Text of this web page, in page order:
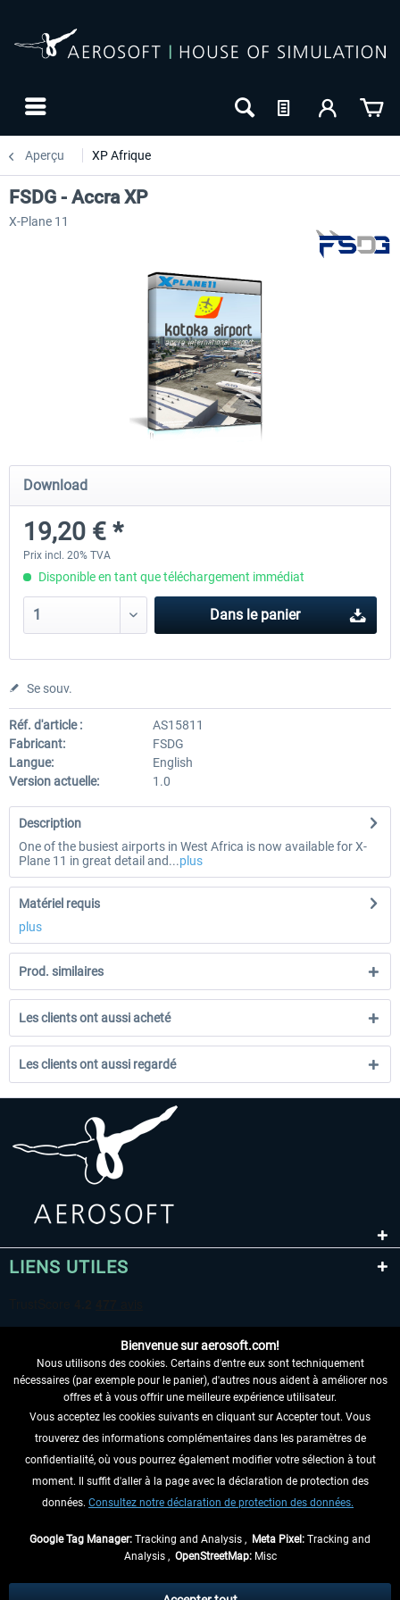
Aperçu XP Afrique
FSDG - Sharm El-Sheikh XP
15,60 € *
FSDG - Dakar XP
FSDG - Accra XP
X-Plane 11
Download
19,20 € *
Prix incl. 20% TVA
Disponible en tant que téléchargement immédiat
Dans le panier
Se souv.
Réf. d'article :
AS15811
Fabricant:
FSDG
Langue:
English
Version actuelle:
1.0
Description
One of the busiest airports in West Africa is now available for X-
Plane 11 in great detail and...plus
Matériel requis
plus
Prod. similaires
Les clients ont aussi acheté
Les clients ont aussi regardé
LIENS UTILES
RENONCER AU CONTRAT ICI
INFORMATIONS
NE MANQUEZ PAS LES DERNIÈRES
échéant, frais de remboursement, si aucune description contraire.
Bienvenue sur aerosoft.com!
Nous utilisons des cookies. Certains d'entre eux sont techniquement
nécessaires (par exemple pour le panier), d'autres nous aident à améliorer nos
offres et à vous offrir une meilleure expérience utilisateur.
Vous acceptez les cookies suivants en cliquant sur Accepter tout. Vous
trouverez des informations complémentaires dans les paramètres de
confidentialité, où vous pourrez également modifier votre sélection à tout
moment. Il suffit d'aller à la page avec la déclaration de protection des
données. Consultez notre déclaration de protection des données.
Google Tag Manager: Tracking and Analysis , Meta Pixel: Tracking and
Analysis , OpenStreetMap:Misc